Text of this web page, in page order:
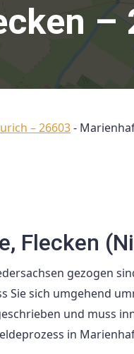
–
– 26603-
Flecken
gezogen
Sie sich umgehend
und muss
in